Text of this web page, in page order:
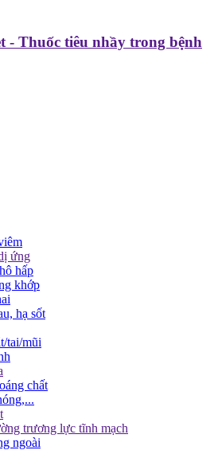
- Thuốc tiêu nhầy trong bệnh
ứng
hấp
khớp
hạ sốt
tai/mũi
chất
trương lực tĩnh mạch
ngoài